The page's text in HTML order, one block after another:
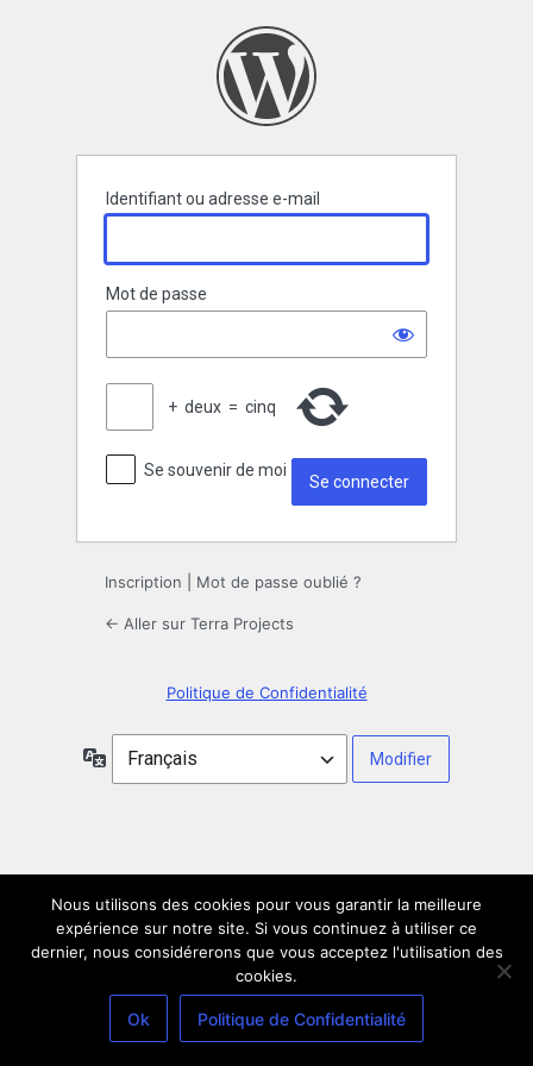
Identifiant ou adresse e-mail
Mot de passe
+ deux = cinq
Se souvenir de moi
Inscription Mot de passe oublié ?
← Aller sur Terra Projects
Politique de Confidentialité
Langue
Nous utilisons des cookies pour vous garantir la meilleure
expérience sur notre site. Si vous continuez à utiliser ce
dernier, nous considérerons que vous acceptez l'utilisation des
cookies.
Ok Politique de Confidentialité